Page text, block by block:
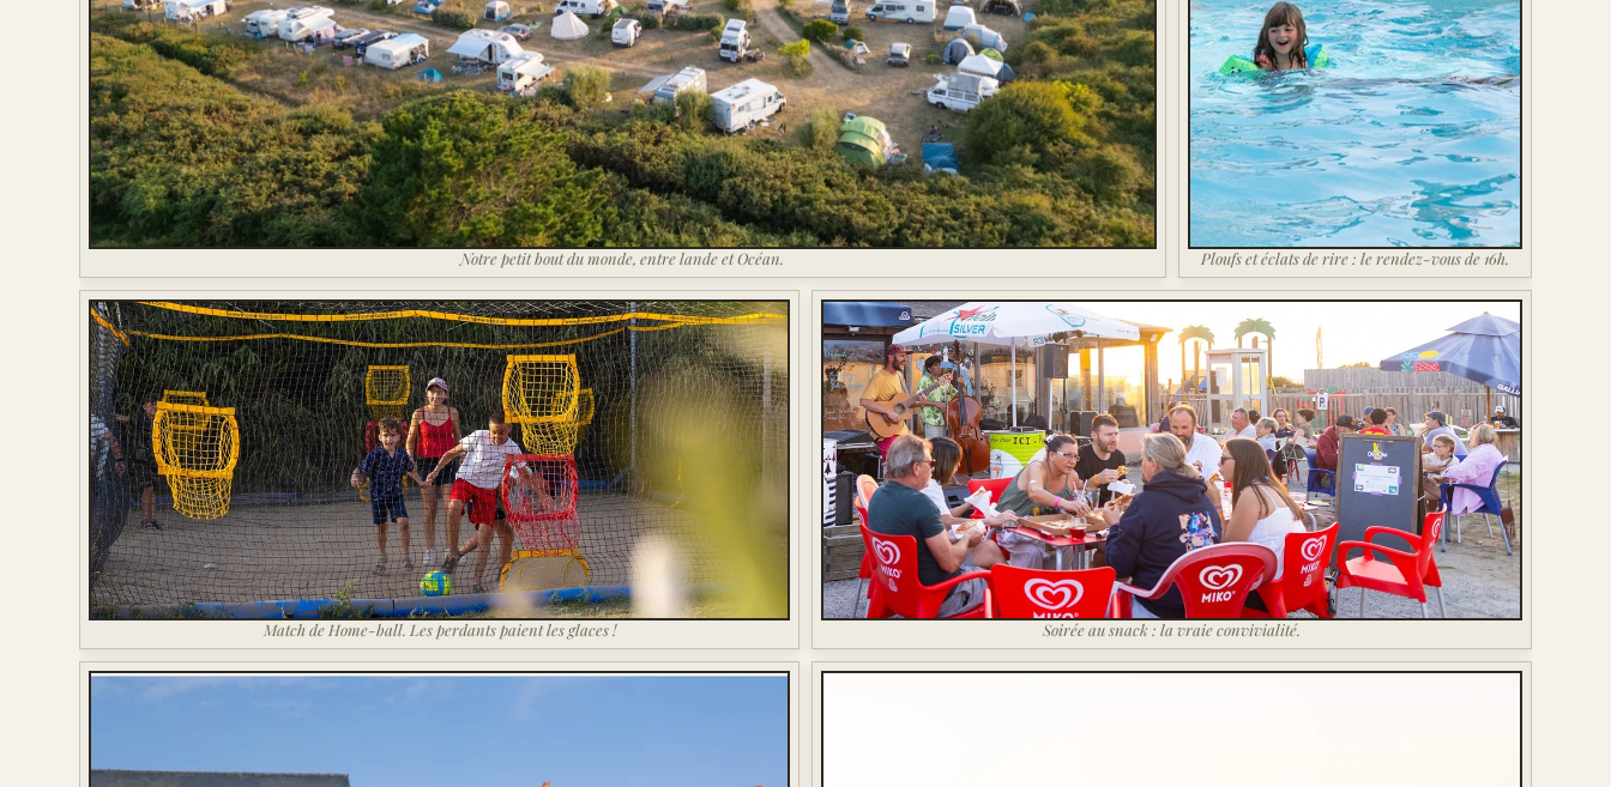
Notre petit bout du monde, entre lande et Océan. Ploufs et éclats de rire : le rendez-vous de 16h.
Match de Home-ball. Les perdants paient les glaces ! Soirée au snack : la vraie convivialité.